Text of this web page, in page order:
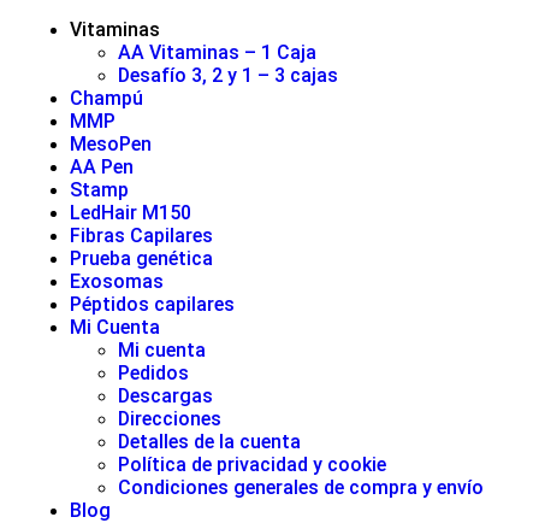
Vitaminas
AA Vitaminas – 1 Caja
Desafío 3, 2 y 1 – 3 cajas
Champú
MMP
MesoPen
AA Pen
Stamp
LedHair M150
Fibras Capilares
Prueba genética
Exosomas
Péptidos capilares
Mi Cuenta
Mi cuenta
Pedidos
Descargas
Direcciones
Detalles de la cuenta
Política de privacidad y cookie
Condiciones generales de compra y envío
Blog